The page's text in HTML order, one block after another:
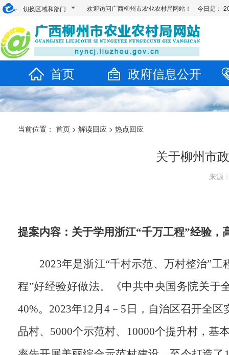
切换区域和部门 欢迎访问广西柳州市农业农村局网站！ 今日是：
首页 政府信息公开
当前位置： 首页 > 解读回应 > 热点回应
关于柳州市
来源
提案内容：关于学用浙江“千万工程”经验
2023年是浙江“千村示范、万村整治”
程”好经验好做法。《中共中央国务院关于
40%。2023年12月4－5日，自治区召开全
品村、5000个示范村、10000个提升村，基